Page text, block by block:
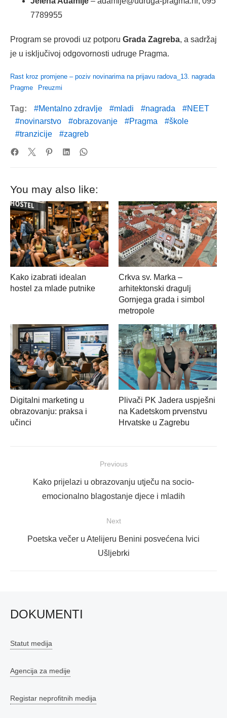
7789955
Program se provodi uz potporu Grada Zagreba, a sadržaj
je u isključivoj odgovornosti udruge Pragma.
Rast kroz promjene – poziv novinarima na prijavu radova_13. nagrada
Pragme
Preuzmi
Tag: Mentalno zdravlje mladi nagrada
NEET
novinarstvo
obrazovanje Pragma
škole
tranzicije
zagreb
You may also like:
Kako izabrati idealan
hostel za mlade putnike
Crkva sv. Marka –
arhitektonski dragulj
Gornjega grada i simbol
metropole
Digitalni marketing u
obrazovanju: praksa i
učinci
Plivači PK Jadera uspješni
na Kadetskom prvenstvu
Hrvatske u Zagrebu
objava
Previous
PreviousKako prijelazi u obrazovanju utječu na socio-
emocionalno blagostanje djece i mladih
Next
NextPoetska večer u Atelijeru Benini posvećena Ivici
Ušljebrki
DOKUMENTI
Statut medija
Agencija za medije
Registar neprofitnih medija